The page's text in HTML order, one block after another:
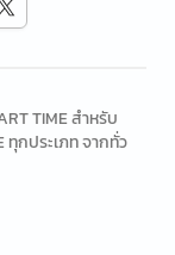
TIME สำหรับ
กประเภท จากทั่ว